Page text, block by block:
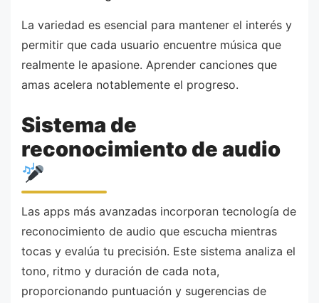
La variedad es esencial para mantener el interés y
permitir que cada usuario encuentre música que
realmente le apasione. Aprender canciones que
amas acelera notablemente el progreso.
Sistema de
reconocimiento de audio
Las apps más avanzadas incorporan tecnología de
reconocimiento de audio que escucha mientras
tocas y evalúa tu precisión. Este sistema analiza el
tono, ritmo y duración de cada nota,
proporcionando puntuación y sugerencias de